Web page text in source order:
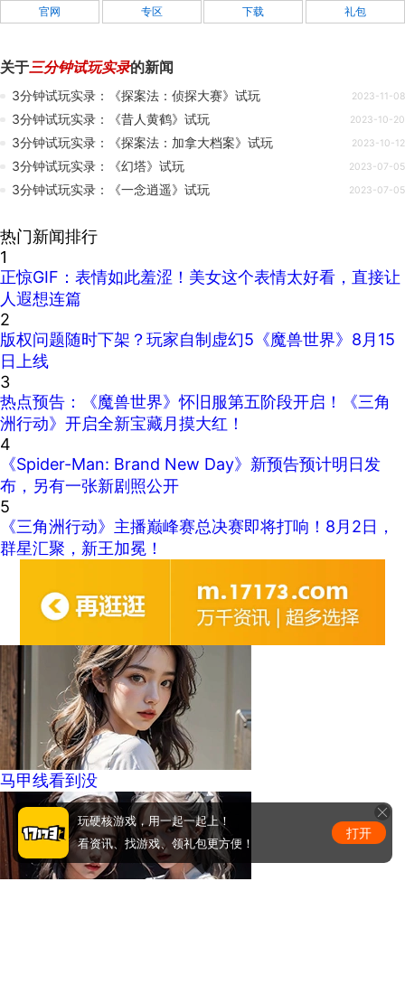
官网 专区 下载 礼包
关于 三分钟试玩实录的新闻
3分钟试玩实录：《探案法：侦探大赛》试玩 2023-11-08
3分钟试玩实录：《昔人黄鹤》试玩 2023-10-20
3分钟试玩实录：《探案法：加拿大档案》试玩 2023-10-12
3分钟试玩实录：《幻塔》试玩 2023-07-05
3分钟试玩实录：《一念逍遥》试玩 2023-07-05
热门新闻排行
1
正惊GIF：表情如此羞涩！美女这个表情太好看，直接让
人遐想连篇
2
版权问题随时下架？玩家自制虚幻5《魔兽世界》8月15
日上线
3
热点预告：《魔兽世界》怀旧服第五阶段开启！《三角
洲行动》开启全新宝藏月摸大红！
4
《Spider-Man: Brand New Day》新预告预计明日发
布，另有一张新剧照公开
5
《三角洲行动》主播巅峰赛总决赛即将打响！8月2日，
群星汇聚，新王加冕！
马甲线看到没
玩硬核游戏，用一起一起上！
看资讯、找游戏、领礼包更方便！
打开